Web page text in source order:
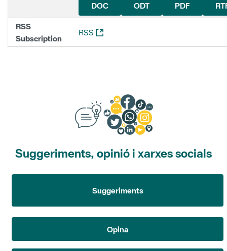
DOC
ODT PDF
RSS
Subscription
RSS (Opens New Window)
Suggeriments, opinió i xarxes socials
Suggeriments
Opina